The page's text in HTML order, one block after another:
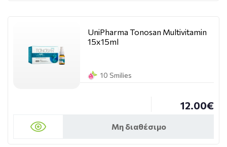
UniPharma Tonosan Multivitamin
15x15ml
10 Smilies
12.00€
Μη διαθέσιμο